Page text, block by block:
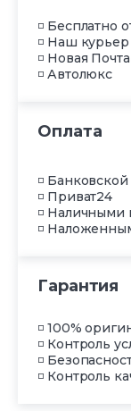
◽ Бесплатно
◽ Наш
◽ Новая Почта
◽ Автолюкс
Оплата
◽
◽ Приват24
◽ Наличными
◽
Гарантия
◽ 100%
◽ Контроль
◽
◽ Контроль